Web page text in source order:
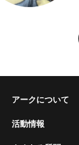
アークについて
活動情報